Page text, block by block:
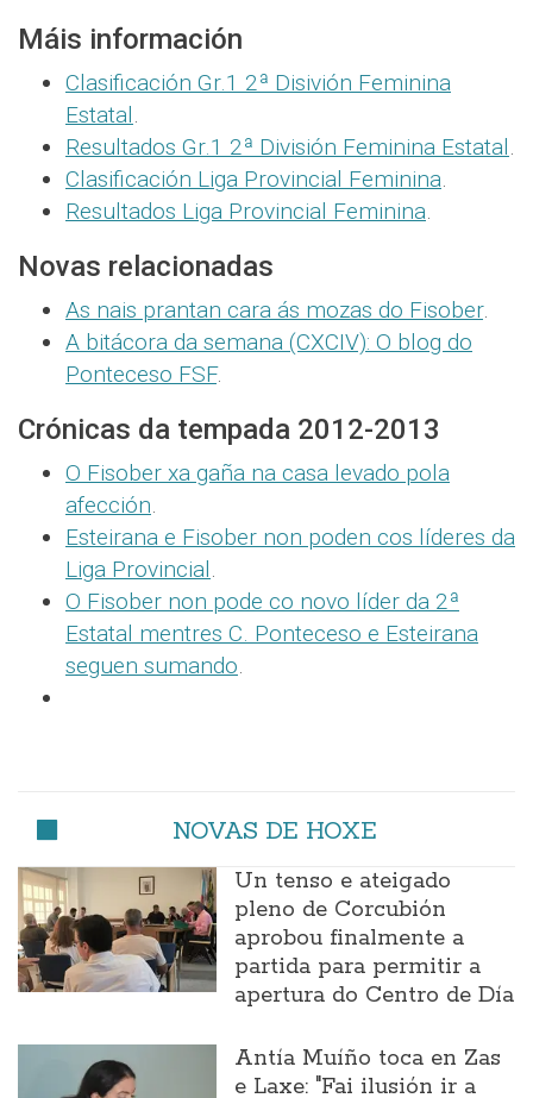
Máis información
Clasificación Gr.1 2ª Disivión Feminina
Estatal.
Resultados Gr.1 2ª División Feminina Estatal.
Clasificación Liga Provincial Feminina.
Resultados Liga Provincial Feminina.
Novas relacionadas
As nais prantan cara ás mozas do Fisober.
A bitácora da semana (CXCIV): O blog do
Ponteceso FSF.
Crónicas da tempada 2012-2013
O Fisober xa gaña na casa levado pola
afección.
Esteirana e Fisober non poden cos líderes da
Liga Provincial.
O Fisober non pode co novo líder da 2ª
Estatal mentres C. Ponteceso e Esteirana
seguen sumando.
NOVAS DE HOXE
Un tenso e ateigado
pleno de Corcubión
aprobou finalmente a
partida para permitir a
apertura do Centro de Día
Antía Muíño toca en Zas
e Laxe: "Fai ilusión ir a